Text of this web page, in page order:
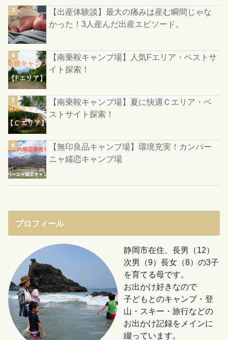
【出産体験談】最大の痛みは産む瞬間じゃな
かった！3人産んだ出産エピソード。
【南乗鞍キャンプ場】人気Fエリア・ベストサ
イト探索！
【南乗鞍キャンプ場】夏に快適Ｃエリア・ベ
ストサイト探索！
【無印良品キャンプ場】環境充実！カンパー
ニャ嬬恋キャンプ場
プロフィール
静岡市在住、長男（12）
次男（9）長女（8）の3子
を育てる母です。
お出かけ好きなので
子どもとのキャンプ・登
山・スキー・旅行などの
お出かけ記録をメインに
綴っています。